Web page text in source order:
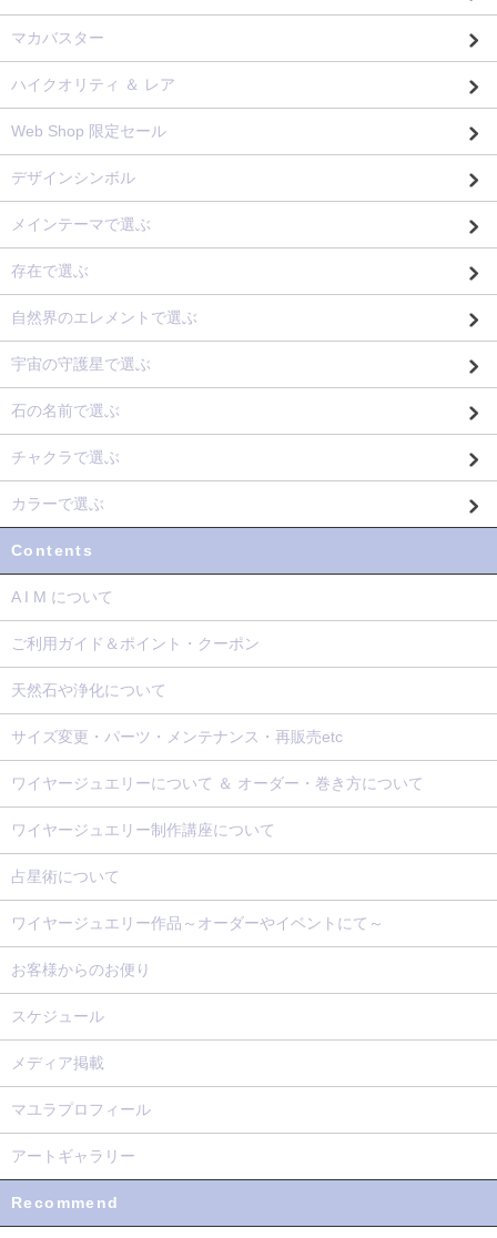
マカバスター
ハイクオリティ ＆ レア
Web Shop 限定セール
デザインシンボル
メインテーマで選ぶ
存在で選ぶ
自然界のエレメントで選ぶ
宇宙の守護星で選ぶ
石の名前で選ぶ
チャクラで選ぶ
カラーで選ぶ
Contents
A I M について
ご利用ガイド＆ポイント・クーポン
天然石や浄化について
サイズ変更・パーツ・メンテナンス・再販売etc
ワイヤージュエリーについて ＆ オーダー・巻き方について
ワイヤージュエリー制作講座について
占星術について
ワイヤージュエリー作品～オーダーやイベントにて～
お客様からのお便り
スケジュール
メディア掲載
マユラプロフィール
アートギャラリー
Recommend